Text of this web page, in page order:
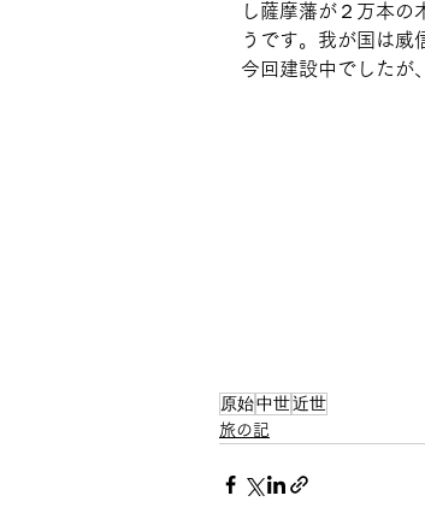
し薩摩藩が２万本の
うです。我が国は威
今回建設中でしたが
原始中世近世
旅の記